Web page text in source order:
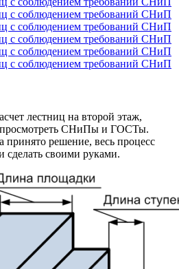
лестниц на второй этаж,
просмотреть СНиПы и ГОСТы.
принято решение, весь процесс
сделать своими руками.